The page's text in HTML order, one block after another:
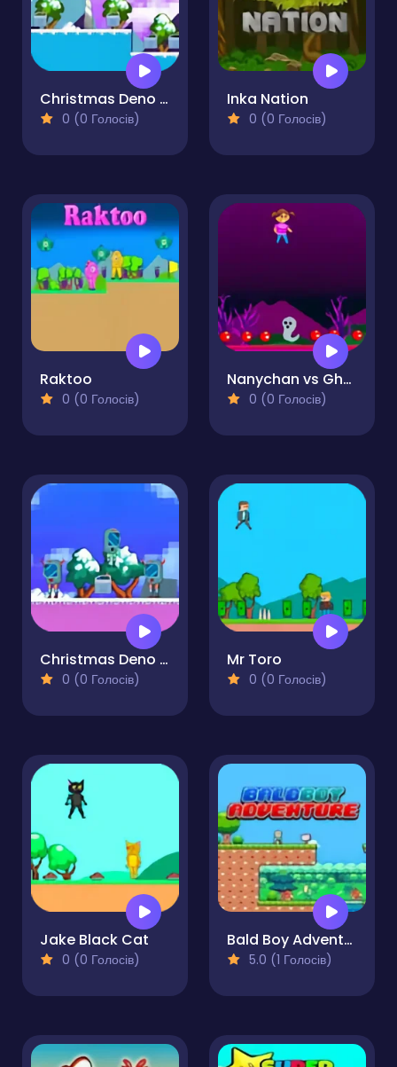
Christmas Deno Bot 2
0 (0 Голосів)
Inka Nation
0 (0 Голосів)
Raktoo
0 (0 Голосів)
Nanychan vs Ghosts 2
0 (0 Голосів)
Christmas Deno Bot
0 (0 Голосів)
Mr Toro
0 (0 Голосів)
Jake Black Cat
0 (0 Голосів)
Bald Boy Adventure
5.0 (1 Голосів)